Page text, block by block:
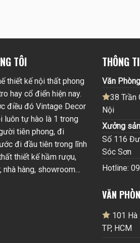
TÔI
thiết kế nội thất phong
hay cổ điển hiện nay.
điều đó Vintage Decor
luôn tự hào là 1 trong
tiên phong, đi
đi đầu tiên trong lĩnh
thiết kế hầm rượu,
nhà hàng, showroom…
THÔNG
Văn Phòng
38 Trần
Nội
Xưởng
Số 116
Sóc Sơn
Hotline:
VĂN
101 Hà
TP, HCM